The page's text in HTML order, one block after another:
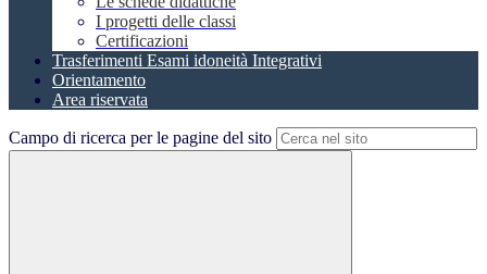
I progetti delle classi
Certificazioni
Trasferimenti Esami idoneità Integrativi
Orientamento
Area riservata
Campo di ricerca per le pagine del sito